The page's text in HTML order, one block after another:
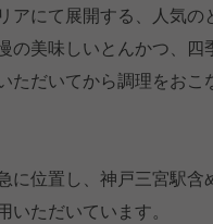
アにて展開する、人気
の美味しいとんかつ、
ただいてから調理をお
に位置し、神戸三宮駅
いただいています。